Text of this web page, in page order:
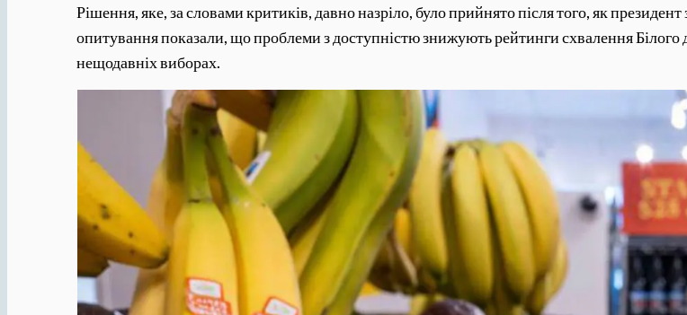
Рішення, яке, за словами критиків, давно назріло, було прийнято після того, як
опитування показали, що проблеми з доступністю знижують рейтинги схвалення Білого
нещодавніх виборах.